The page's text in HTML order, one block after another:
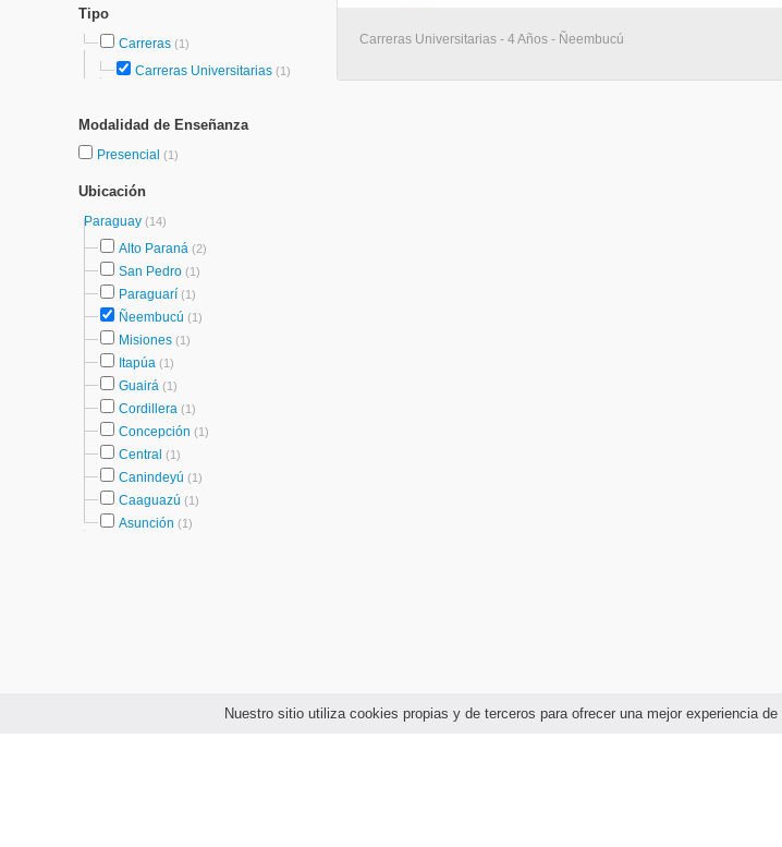
Nuestro sitio utiliza cookies propias y de terceros para ofrecer una mejor experiencia
Tipo
Carreras (1)
Carreras Universitarias (1)
Modalidad de Enseñanza
Presencial (1)
Ubicación
Paraguay (14)
Alto Paraná (2)
San Pedro (1)
Paraguarí (1)
Ñeembucú (1)
Misiones (1)
Itapúa (1)
Guairá (1)
Cordillera (1)
Concepción (1)
Central (1)
Canindeyú (1)
Caaguazú (1)
Asunción (1)
Carreras Universitarias - 4 Años - Ñeembucú